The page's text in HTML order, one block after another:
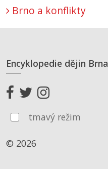
Brno a konflikty
Encyklopedie dějin Brna
tmavý režim
© 2026